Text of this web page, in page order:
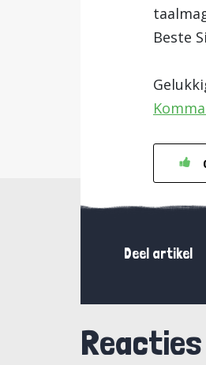
Beste
Deel artikel
Reacties